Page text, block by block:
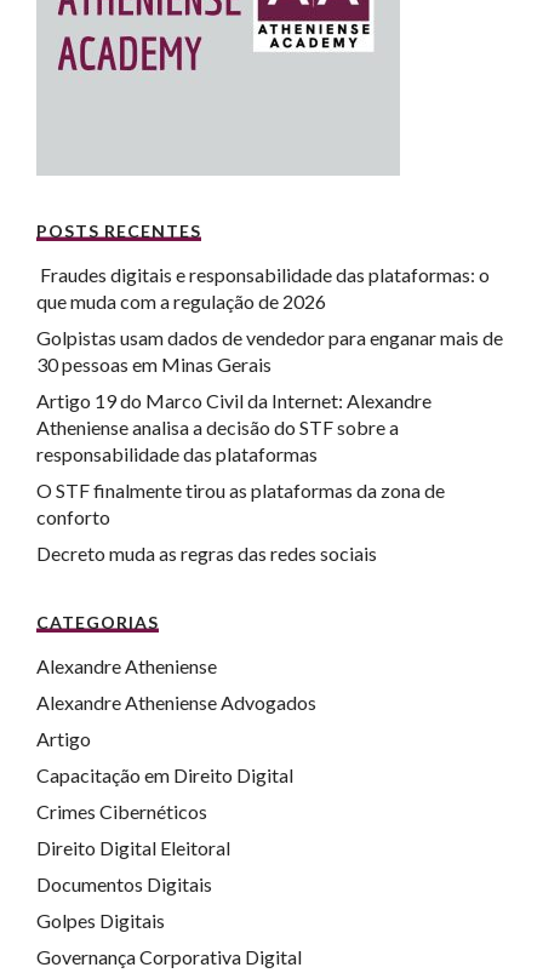
POSTS RECENTES
Fraudes digitais e responsabilidade das plataformas: o
que muda com a regulação de 2026
Golpistas usam dados de vendedor para enganar mais de
30 pessoas em Minas Gerais
Artigo 19 do Marco Civil da Internet: Alexandre
Atheniense analisa a decisão do STF sobre a
responsabilidade das plataformas
O STF finalmente tirou as plataformas da zona de
conforto
Decreto muda as regras das redes sociais
CATEGORIAS
Alexandre Atheniense
Alexandre Atheniense Advogados
Artigo
Capacitação em Direito Digital
Crimes Cibernéticos
Direito Digital Eleitoral
Documentos Digitais
Golpes Digitais
Governança Corporativa Digital